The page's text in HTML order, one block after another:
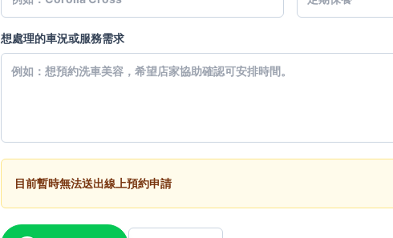
想處理的車況或服務需求
目前暫時無法送出線上預約申請